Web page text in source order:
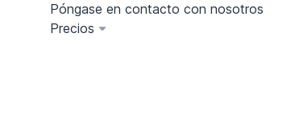
Póngase en contacto con nosotros
Precios